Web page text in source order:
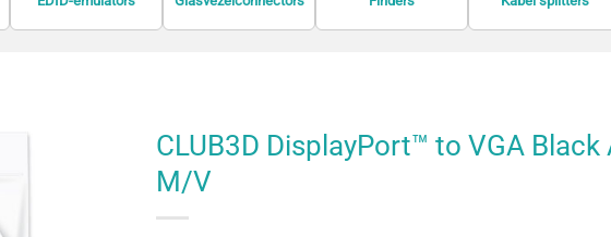
CLUB3D DisplayPort™ to VGA
M/V